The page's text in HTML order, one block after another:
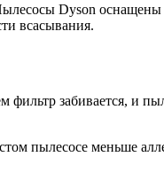
Dyson
всасывания.
забивается, и
пылесосе меньше